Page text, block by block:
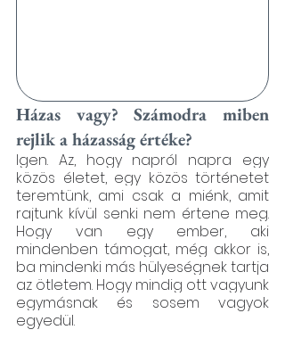
Házas vagy? Számodra miben
rejlik a házasság értéke?
Igen. Az, hogy napról napra egy
közös életet, egy közös történetet
teremtünk, ami csak a miénk, amit
rajtunk kívül senki nem értene meg.
Hogy van egy ember, aki
mindenben támogat, még akkor is,
ba mindenki más hülyeségnek tartja
az ötletem. Hogy mindig ott vagyunk
egymásnak és sosem vagyok
egyedül.